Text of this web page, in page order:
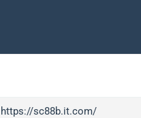
https://sc88b.it.com/